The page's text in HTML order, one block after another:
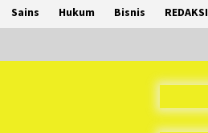
Sains Hukum Bisnis REDAKSI